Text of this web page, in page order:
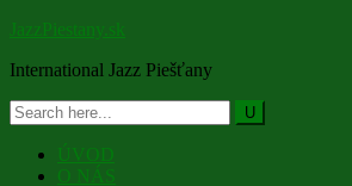
JazzPiestany.sk
International Jazz Piešťany
ÚVOD
O NÁS